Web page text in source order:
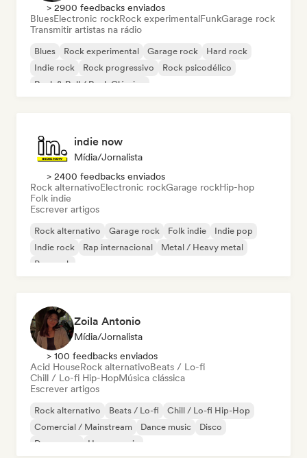
> 2900 feedbacks enviados
BluesElectronic rockRock experimentalFunkGarage rock
Transmitir artistas na rádio
Blues Rock experimental Garage rock
Hard rock
Indie rock
Rock progressivo
Rock psicodélico
Rock & Roll / Rock Clássico
indie now
Mídia/Jornalista
> 2400 feedbacks enviados
Rock alternativoElectronic rockGarage rockHip-hop
Folk indie
Escrever artigos
Rock alternativo Garage rock Folk indie
Indie pop
Indie rock
Rap internacional
Metal / Heavy metal
Pop rock
Zoila Antonio
Mídia/Jornalista
> 100 feedbacks enviados
Acid HouseRock alternativoBeats / Lo-fi
Chill / Lo-fi Hip-HopMúsica clássica
Escrever artigos
Rock alternativo Beats / Lo-fi
Chill / Lo-fi Hip-Hop
Comercial / Mainstream
Dance music
Disco
Dream pop
House music